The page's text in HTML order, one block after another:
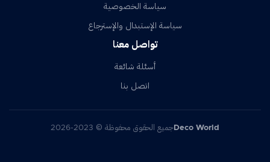
سياسة الخصوصية
سياسة الإستبدال والإسترجاع
تواصل معنا
أسئلة شائعة
اتصل بنا
Deco World جميع الحقوق محفوظة © 2023-2026